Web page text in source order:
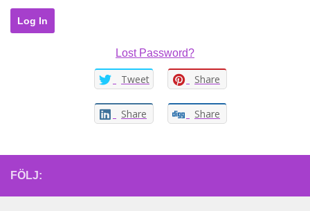
Lost Password?
Tweet Share
Share Share
FÖLJ: